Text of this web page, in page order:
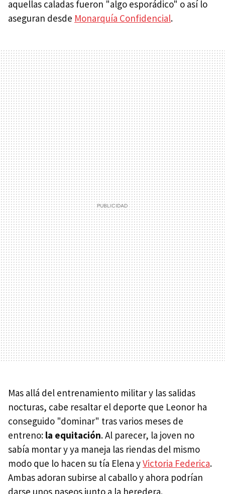
aquellas caladas fueron "algo esporádico" o así lo
aseguran desde Monarquía Confidencial.
Mas allá del entrenamiento militar y las salidas
nocturas, cabe resaltar el deporte que Leonor ha
conseguido "dominar" tras varios meses de
entreno: la equitación. Al parecer, la joven no
sabía montar y ya maneja las riendas del mismo
modo que lo hacen su tía Elena yVictoria Federica.
Ambas adoran subirse al caballo y ahora podrían
darse unos paseos junto a la heredera.